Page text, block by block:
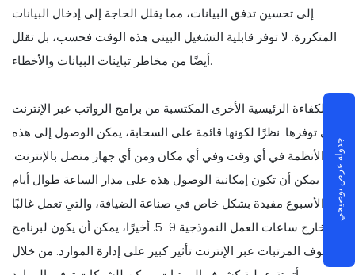
إلى تحسين تدفق البيانات، مما يقلل الحاجة إلى إدخال البيانات
المتكررة. لا توفر قابلية التشغيل البيني هذه الوقت فحسب، بل تقلل
أيضًا من مخاطر تباينات البيانات والأخطاء.
الكفاءة الرئيسية الأخرى المكتسبة من برامج الرواتب عبر الإنترنت
هي توفرها. نظرًا لكونها قائمة على السحابة، يمكن الوصول إلى هذه
الأنظمة في أي وقت وفي أي مكان ومن أي جهاز متصل بالإنترنت.
يمكن أن تكون إمكانية الوصول هذه على مدار الساعة طوال أيام
الأسبوع مفيدة بشكل خاص في صناعة الضيافة، والتي تعمل غالبًا
خارج ساعات العمل النموذجية 9-5. أخيرًا، يمكن أن يكون لبرنامج
كشوف المرتبات عبر الإنترنت تأثير كبير على إدارة الموارد. من خلال
جدولة عرض توضيحي